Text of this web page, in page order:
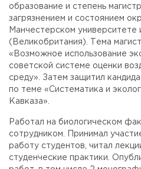
образование и степень
загрязнением и состоянием
Манчестерском
(Великобритания). Тема
«Возможное использование
советской системе оценки
среду». Затем защитил
по теме «Систематика и
Кавказа».
Работал на биологическом
сотрудником. Принимал
работу студентов, читал
студенческие практики.